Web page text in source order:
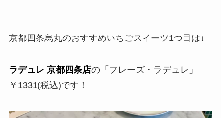
京都四条烏丸のおすすめいちごスイーツ1つ目は↓
ラデュレ 京都四条店の「フレーズ・ラデュレ」
￥1331(税込)です！